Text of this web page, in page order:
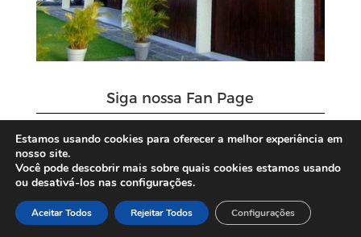
Siga nossa Fan Page
Estamos usando cookies para oferecer a melhor experiência em
nosso site.
Você pode descobrir mais sobre quais cookies estamos usando
ou desativá-los nas configurações.
Aceitar Todos Rejeitar Todos Configurações